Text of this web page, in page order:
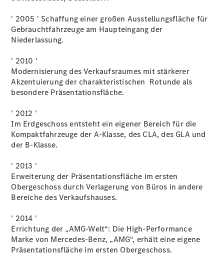
CLE Coupé
Mercedes-
AMG GT
AMG GT 4-
Türer
Coupé
Roadster
' 2005 ' Schaffung einer großen Ausstellungsfläche für
Gebrauchtfahrzeuge am Haupteingang der
Niederlassung.
' 2010 '
Modernisierung des Verkaufsraumes mit stärkerer
Akzentuierung der charakteristischen Rotunde als
besondere Präsentationsfläche.
' 2012 '
Im Erdgeschoss entsteht ein eigener Bereich für die
Kompaktfahrzeuge der A-Klasse, des CLA, des GLA und
der B-Klasse.
' 2013 '
Erweiterung der Präsentationsfläche im ersten
Obergeschoss durch Verlagerung von Büros in andere
Bereiche des Verkaufshauses.
' 2014 '
Errichtung der „AMG-Welt“: Die High-Performance
Marke von Mercedes-Benz, „AMG“, erhält eine eigene
Präsentationsfläche im ersten Obergeschoss.